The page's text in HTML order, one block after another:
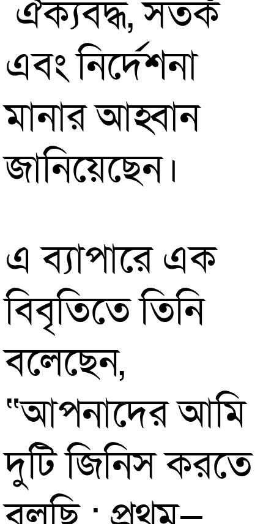
ঐক্যবদ্ধ, সতর্ক
এবং নির্দেশনা
মানার আহ্বান
জানিয়েছেন।
এ ব্যাপারে এক
বিবৃতিতে তিনি
বলেছেন,
“আপনাদের আমি
দুটি জিনিস করতে